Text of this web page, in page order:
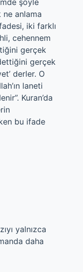
şöyle
anlama
iki farklı
cehennem
gerçek
gerçek
derler. O
laneti
Kuran’da
bu ifade
yalnızca
daha